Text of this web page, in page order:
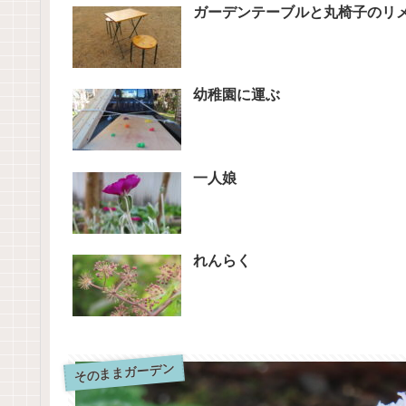
ガーデンテーブルと丸椅子のリ
幼稚園に運ぶ
一人娘
れんらく
そのままガーデン